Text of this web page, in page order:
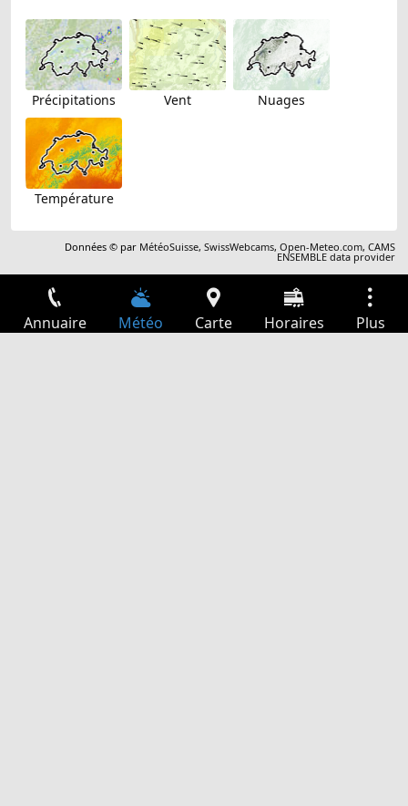
Précipitations Vent Nuages
Température
Données © par MétéoSuisse,SwissWebcams,Open-Meteo.com,CAMS
ENSEMBLE data provider
Annuaire Météo Carte Horaires Plus